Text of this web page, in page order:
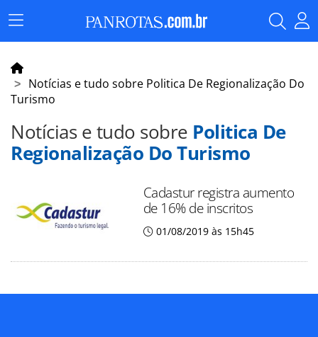
Menu
Principal
Notícias e tudo sobre Politica De Regionalização Do
Turismo
Notícias e tudo sobre Politica De
Regionalização Do Turismo
Cadastur registra aumento
de 16% de inscritos
01/08/2019 às 15h45